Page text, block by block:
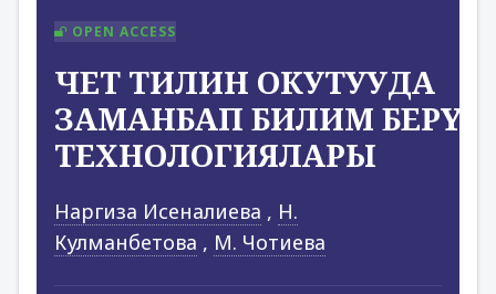
OPEN ACCESS
ЧЕТ ТИЛИН ОКУТУУДА
ЗАМАНБАП БИЛИМ БЕРҮҮ
ТЕХНОЛОГИЯЛАРЫ
Наргиза Исеналиева , Н.
Кулманбетова , М. Чотиева